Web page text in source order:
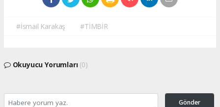
#İsmail Karakaş #TİMBİR
Okuyucu Yorumları (0)
Gönder